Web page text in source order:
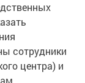
сотрудники
центра) и